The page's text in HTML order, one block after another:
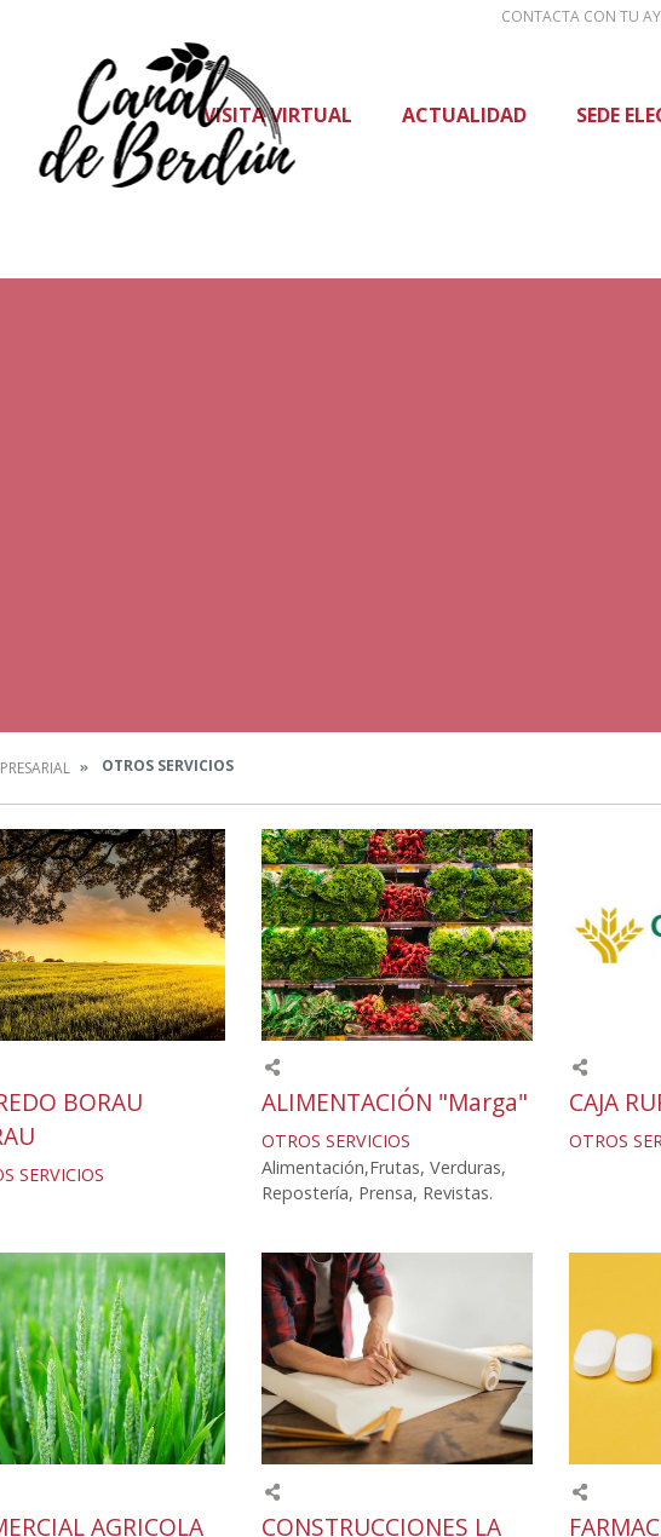
CONTACTA CON TU
VISITA VIRTUAL ACTUALIDAD SEDE
OTROS SERVICIOS
BORAU
SERVICIOS
ALIMENTACIÓN "Marga"
OTROS SERVICIOS
Alimentación,Frutas, Verduras,
Repostería, Prensa, Revistas.
CAJA
OTROS
AGRICOLA
CONSTRUCCIONES LA